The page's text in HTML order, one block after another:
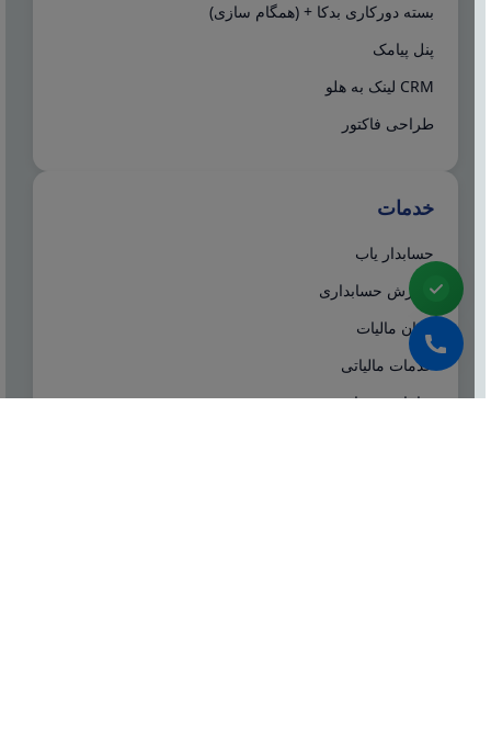
بسته دورکاری بدکا + (همگام سازی)
پنل پیامک
CRM لینک به هلو
طراحی فاکتور
خدمات
حسابدار یاب
آموزش حسابداری
ایران مالیات
خدمات مالیاتی
سامانه مودیان